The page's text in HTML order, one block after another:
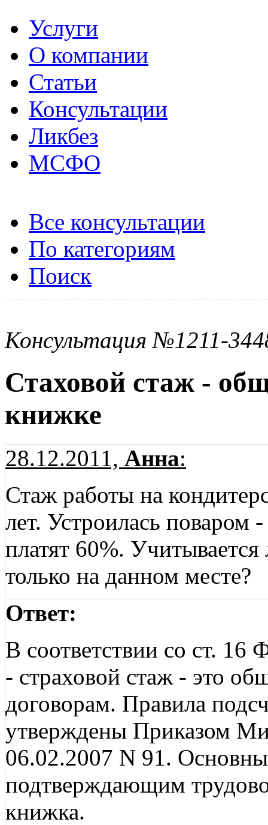
Услуги
О компании
Статьи
Консультации
Ликбез
МСФО
Все консультации
По категориям
Поиск
Консультация №1211-
Стаховой стаж -
книжке
28.12.2011, Анна:
Стаж работы на
лет. Устроилась поваром
платят 60%.
только на данном месте?
Ответ:
В соответствии со ст.
- страховой стаж - это
договорам. Правила
утверждены Приказом
06.02.2007 N 91.
подтверждающим
книжка.